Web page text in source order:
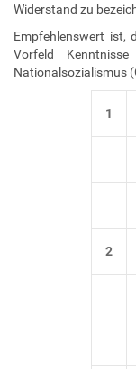
Widerstand zu
Empfehlenswert ist,
Vorfeld
Nationalsozialismus
1
2